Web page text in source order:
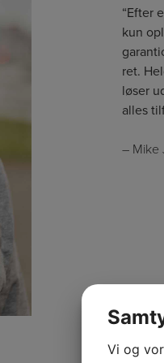
“Efter
kun
ret.
løser
alles
– Mike
Vi og